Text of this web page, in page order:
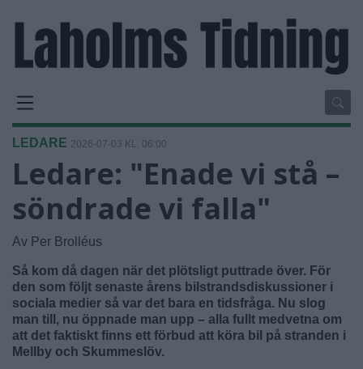
LEDARE 2026-07-03 KL. 06:00
Ledare: "Enade vi stå –
söndrade vi falla"
Av Per Brolléus
Så kom då dagen när det plötsligt puttrade över. För
den som följt senaste årens bilstrandsdiskussioner i
sociala medier så var det bara en tidsfråga. Nu slog
man till, nu öppnade man upp – alla fullt medvetna om
att det faktiskt finns ett förbud att köra bil på stranden i
Mellby och Skummeslöv.